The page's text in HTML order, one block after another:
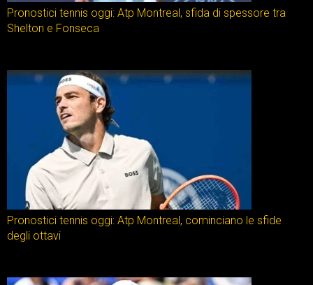
Pronostici tennis oggi: Atp Montreal, sfida di spessore tra
Shelton e Fonseca
Pronostici tennis oggi: Atp Montreal, cominciano le sfide
degli ottavi